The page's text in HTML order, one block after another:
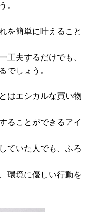
。
を簡単に叶えること
工夫するだけでも、
でしょう。
はエシカルな買い物
ることができるアイ
ていた人でも、ふろ
環境に優しい行動を